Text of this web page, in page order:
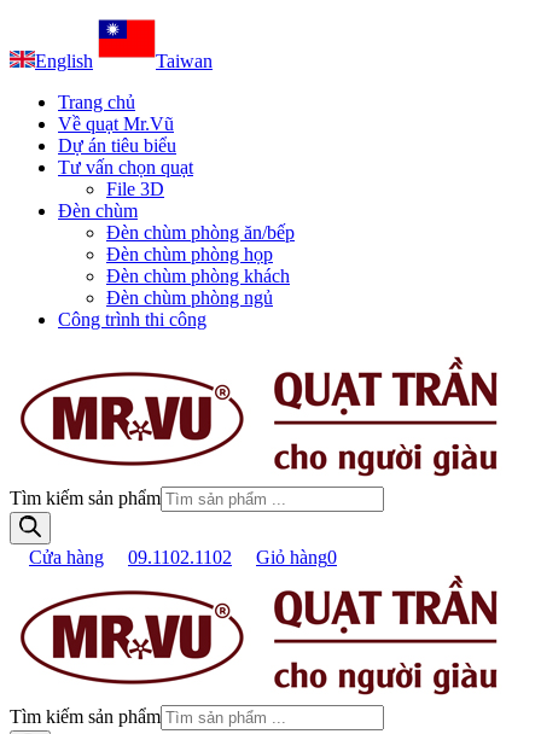
English
Taiwan
Trang chủ
Về quạt Mr.Vũ
Dự án tiêu biểu
Tư vấn chọn quạt
File 3D
Đèn chùm
Đèn chùm phòng ăn/bếp
Đèn chùm phòng họp
Đèn chùm phòng khách
Đèn chùm phòng ngủ
Công trình thi công
Tìm kiếm sản phẩm
Cửa hàng 09.1102.1102 Giỏ hàng0
Tìm kiếm sản phẩm